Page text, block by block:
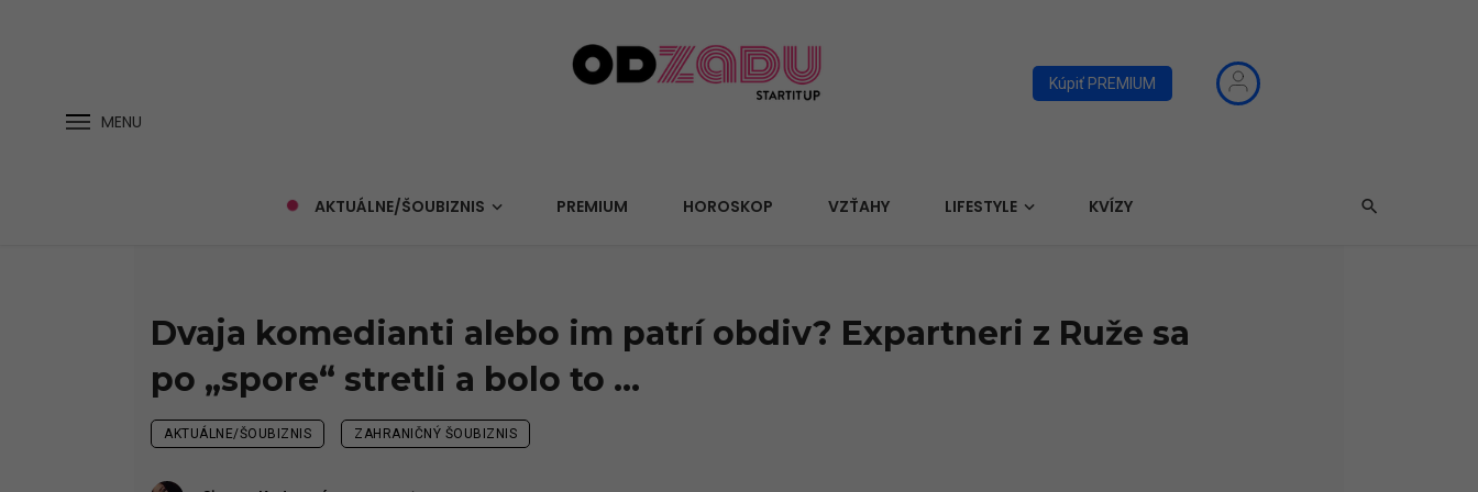
MENU
Kúpiť PREMIUM
AKTUÁLNE/ŠOUBIZNIS PREMIUM HOROSKOP VZŤAHY LIFESTYLE KVÍZY
Dvaja komedianti alebo im patrí obdiv? Expartneri z Ruže sa
po „spore“ stretli a bolo to …
AKTUÁLNE/ŠOUBIZNIS ZAHRANIČNÝ ŠOUBIZNIS